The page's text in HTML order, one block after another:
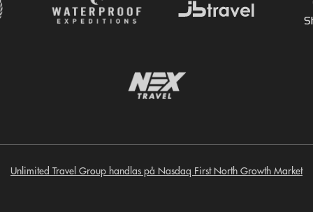
Unlimited Travel Group handlas på Nasdaq First North Growth Market